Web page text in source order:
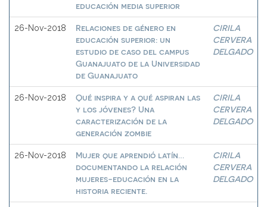
educación media superior
26-Nov-2018
Relaciones de género en
educación superior: un
estudio de caso del campus
Guanajuato de la Universidad
de Guanajuato
CIRILA
CERVERA
DELGADO
26-Nov-2018
Qué inspira y a qué aspiran las
y los jóvenes? Una
caracterización de la
generación zombie
CIRILA
CERVERA
DELGADO
26-Nov-2018
Mujer que aprendió latín…
documentando la relación
mujeres-educación en la
historia reciente.
CIRILA
CERVERA
DELGADO